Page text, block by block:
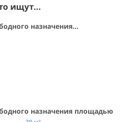
ищут...
назначения...
назначения площадью